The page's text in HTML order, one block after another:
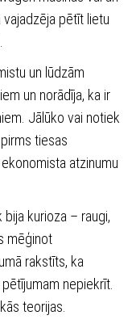
vajadzēja pētīt lietu
un lūdzām
un norādīja, ka ir
Jālūko vai notiek
tiesas
atzinumu
kurioza – raugi,
mēģinot
rakstīts, ka
nepiekrīt.
teorijas.